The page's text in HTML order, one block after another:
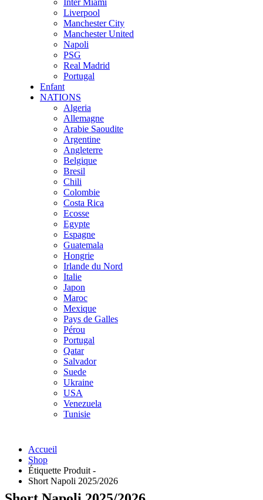
Inter Miami
Liverpool
Manchester City
Manchester United
Napoli
PSG
Real Madrid
Portugal
Enfant
NATIONS
Algeria
Allemagne
Arabie Saoudite
Argentine
Angleterre
Belgique
Bresil
Chili
Colombie
Costa Rica
Ecosse
Egypte
Espagne
Guatemala
Hongrie
Irlande du Nord
Italie
Japon
Maroc
Mexique
Pays de Galles
Pérou
Portugal
Qatar
Salvador
Suede
Ukraine
USA
Venezuela
Tunisie
Accueil
Shop
Étiquette Produit -
Short Napoli 2025/2026